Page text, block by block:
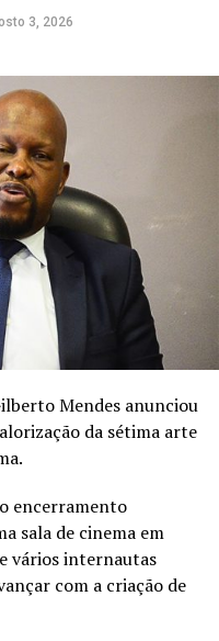
é precioso
nos
de
a
Materno decorre
funciona.”
3, 2026
Mendes anunciou
da sétima arte
encerramento
sala de cinema em
vários internautas
com a criação de